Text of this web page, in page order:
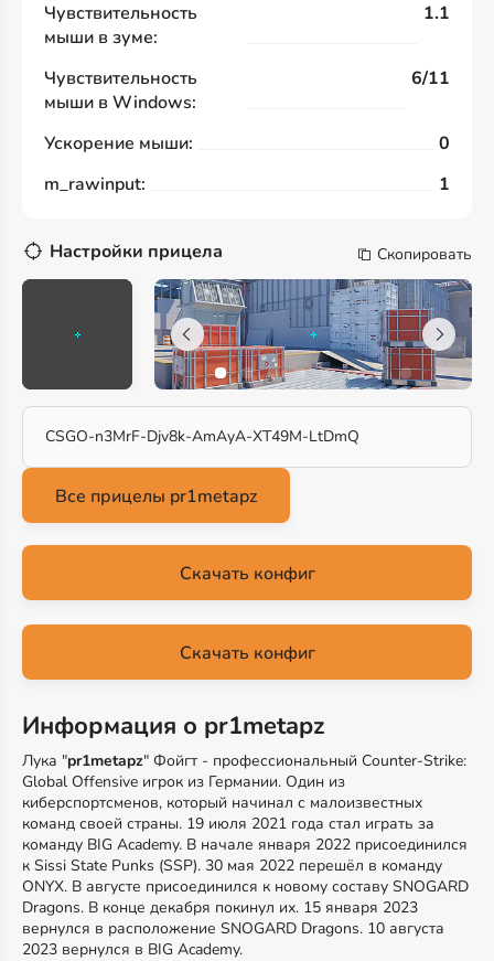
Чувствительность
мыши в зуме:
1.1
Чувствительность
мыши в Windows:
6/11
Ускорение мыши:
0
m_rawinput:
1
Настройки прицела Скопировать
CSGO-n3MrF-Djv8k-AmAyA-XT49M-LtDmQ
Скачать конфиг
Скачать конфиг
Информация о pr1metapz
Лука "pr1metapz" Фойгт - профессиональный Counter-Strike:
Global Offensive игрок из Германии. Один из
киберспортсменов, который начинал с малоизвестных
команд своей страны. 19 июля 2021 года стал играть за
команду BIG Academy. В начале января 2022 присоединился
к Sissi State Punks (SSP). 30 мая 2022 перешёл в команду
ONYX. В августе присоединился к новому составу SNOGARD
Dragons. В конце декабря покинул их. 15 января 2023
вернулся в расположение SNOGARD Dragons. 10 августа
2023 вернулся в BIG Academy.